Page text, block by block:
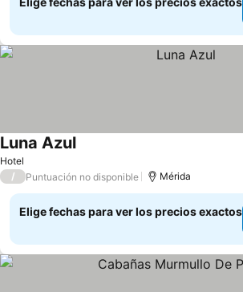
Hotel
Luna AzulVer precios
/ Puntuación no disponible Mérida
Elige fechas para ver los precios exactos